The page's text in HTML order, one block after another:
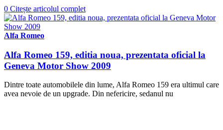
0 Citește articolul complet
Alfa Romeo
Alfa Romeo 159, editia noua, prezentata oficial la
Geneva Motor Show 2009
Dintre toate automobilele din lume, Alfa Romeo 159 era ultimul care
avea nevoie de un upgrade. Din nefericire, sedanul nu